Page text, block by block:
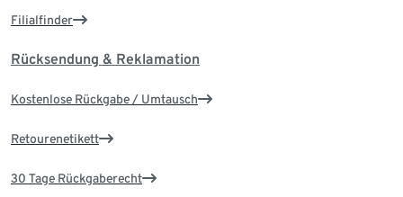
Filialfinder
Rücksendung & Reklamation
Kostenlose Rückgabe / Umtausch
Retourenetikett
30 Tage Rückgaberecht